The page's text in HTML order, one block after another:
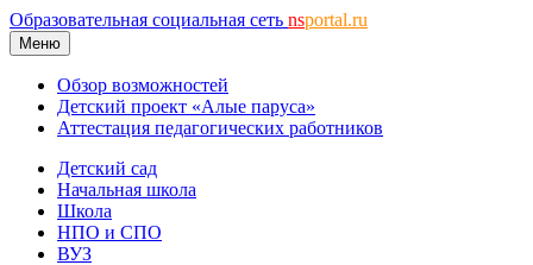
Образовательная социальная сеть nsportal.ru
Меню
Обзор возможностей
Детский проект «Алые паруса»
Аттестация педагогических работников
Детский сад
Начальная школа
Школа
НПО и СПО
ВУЗ